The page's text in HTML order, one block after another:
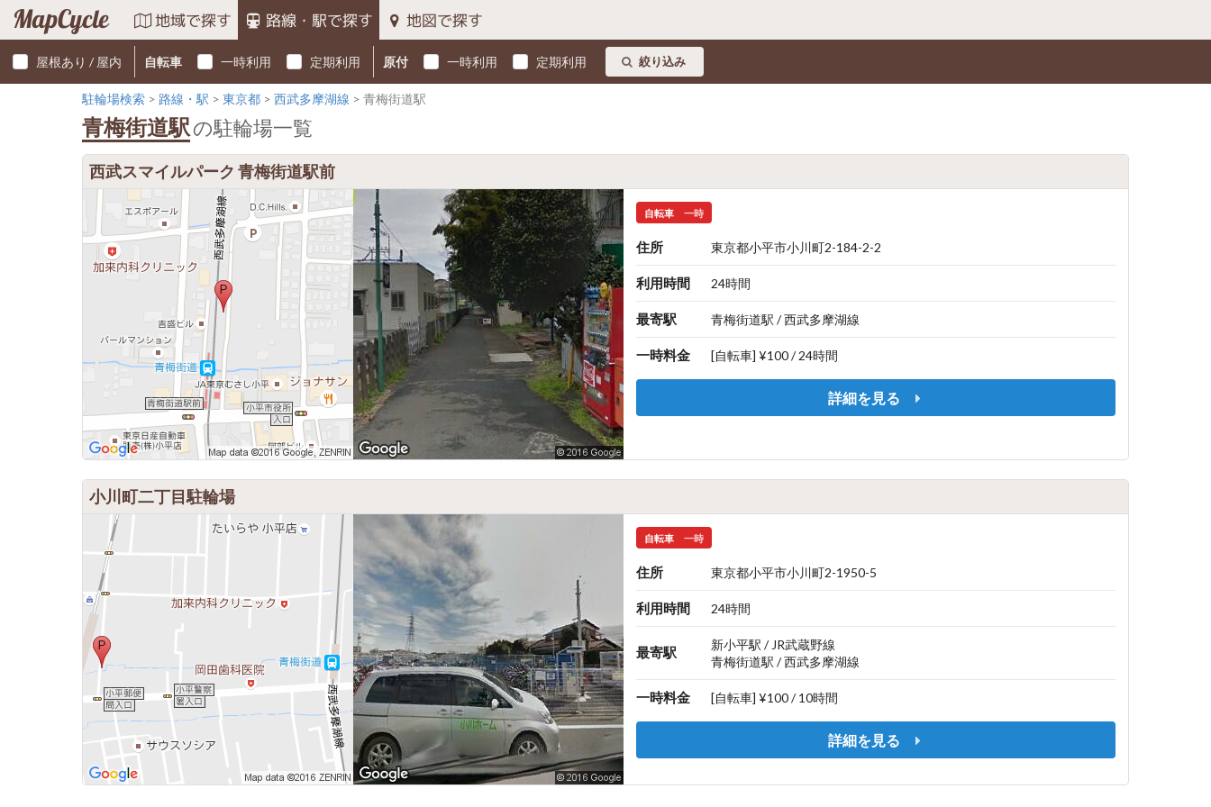
MapCycle 地域で探す 路線・駅で探す 地図で探す
屋根あり / 屋内 自転車 一時利用 定期利用 原付 一時利用 定期利用 絞り込み
駐輪場検索 路線・駅 東京都 西武多摩湖線 青梅街道駅
青梅街道駅の駐輪場一覧
西武スマイルパーク 青梅街道駅前
自転車 一時
住所 東京都小平市小川町2-184-2-2
利用時間 24時間
最寄駅 青梅街道駅 / 西武多摩湖線
一時料金 [自転車] ¥100 / 24時間
詳細を見る
小川町二丁目駐輪場
自転車 一時
住所 東京都小平市小川町2-1950-5
利用時間 24時間
最寄駅
新小平駅 / JR武蔵野線
青梅街道駅 / 西武多摩湖線
一時料金 [自転車] ¥100 / 10時間
詳細を見る